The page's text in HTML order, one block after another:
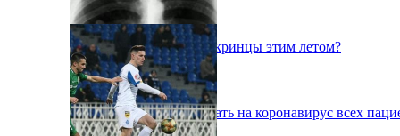
Куда поедут отдыхать укринцы этим летом?
В Киеве будут тестировать на коронавирус всех